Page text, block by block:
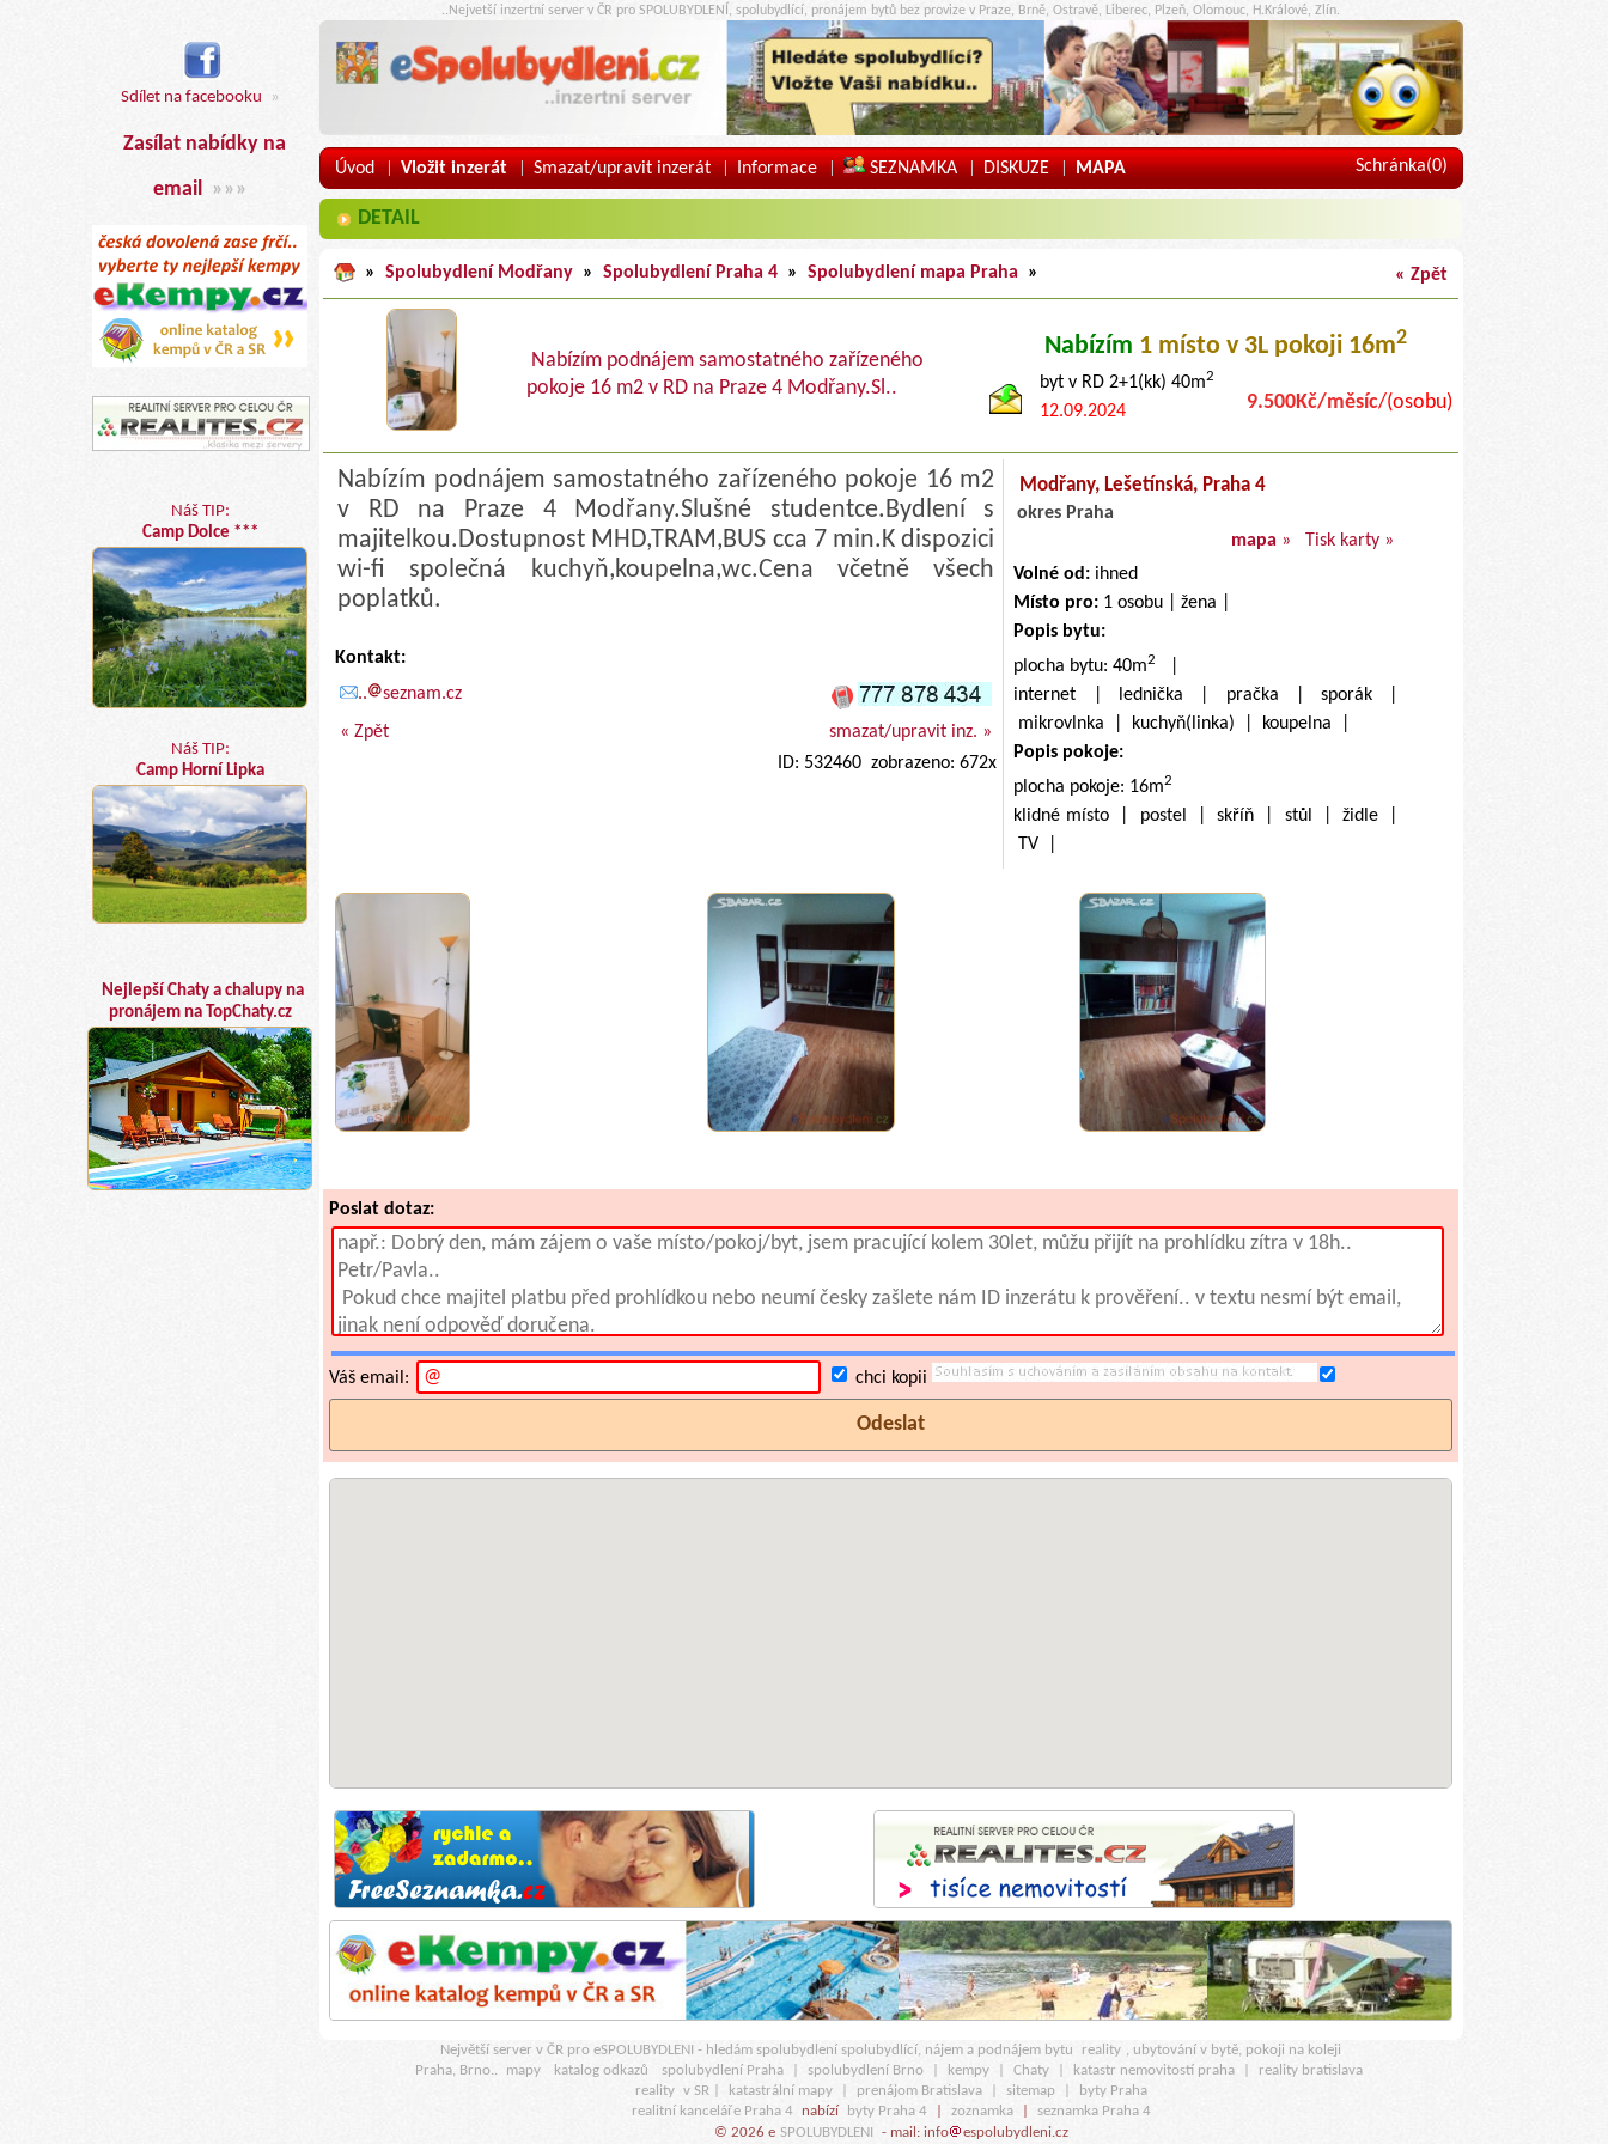
Sdílet na facebooku »
Zasílat nabídky na
email »»»
Náš TIP:
Camp Dolce ***
Náš TIP:
Camp Horní Lipka
Nejlepší Chaty a chalupy na
pronájem na TopChaty.cz
..Nejvetší inzertní server v ČR pro SPOLUBYDLENÍ, spolubydlící, pronájem bytů bez provize v Praze, Brně, Ostravě, Liberec, Plzeň, Olomouc, H.Králové, Zlín.
Úvod | Vložit inzerát | Smazat/upravit inzerát | Informace | SEZNAMKA | DISKUZE | MAPA Schránka(0)
DETAIL
» Spolubydlení Modřany » Spolubydlení Praha 4 » Spolubydlení mapa Praha » « Zpět
Nabízím podnájem samostatného zařízeného
pokoje 16 m2 v RD na Praze 4 Modřany.Sl..
Nabízím 1 místo v 3L pokoji 16m2
byt v RD 2+1(kk) 40m2
9.500Kč/měsíc/(osobu)
12.09.2024
Nabízím podnájem samostatného zařízeného pokoje 16 m2
v RD na Praze 4 Modřany.Slušné studentce.Bydlení s
majitelkou.Dostupnost MHD,TRAM,BUS cca 7 min.K dispozici
wi-fi společná kuchyň,koupelna,wc.Cena včetně všech
poplatků.
Kontakt:
..
seznam.cz
smazat/upravit inz. »
« Zpět
ID: 532460 zobrazeno: 672x
Modřany, Lešetínská, Praha 4
okres Praha
mapa »
Tisk karty »
Volné od: ihned
Místo pro: 1 osobu | žena |
Popis bytu:
plocha bytu: 40m2
internet | lednička | pračka | sporák |
mikrovlnka | kuchyň(linka) | koupelna |
Popis pokoje:
plocha pokoje: 16m2
klidné místo | postel | skříň | stůl | židle |
TV |
Poslat dotaz:
Váš email: chci kopii
Největší server v ČR pro eSPOLUBYDLENI - hledám spolubydlení spolubydlící, nájem a podnájem bytu reality
, ubytování v bytě, pokoji na koleji
Praha, Brno..
mapy katalog odkazů spolubydlení Praha spolubydlení Brno kempy Chaty katastr nemovitostí praha
reality bratislava
reality v SR | katastrální mapy prenájom Bratislava sitemap
byty Praha
realitní kanceláře Praha 4
nabízí byty Praha 4 zoznamka
seznamka Praha 4
© 2026 e SPOLUBYDLENI - mail: info espolubydleni.cz